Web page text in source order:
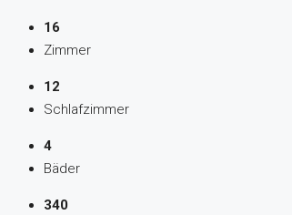
16
Zimmer
12
Schlafzimmer
4
Bäder
340